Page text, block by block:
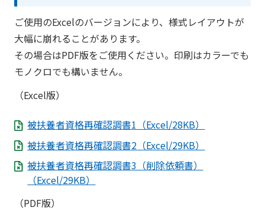
ご使用のExcelのバージョンにより、様式レイアウトが
大幅に崩れることがあります。
その場合はPDF版をご使用ください。印刷はカラーでも
モノクロでも構いません。
（Excel版）
被扶養者資格再確認調書1（Excel/28KB）
被扶養者資格再確認調書2（Excel/29KB）
被扶養者資格再確認調書3（削除依頼書）
（Excel/29KB）
（PDF版）